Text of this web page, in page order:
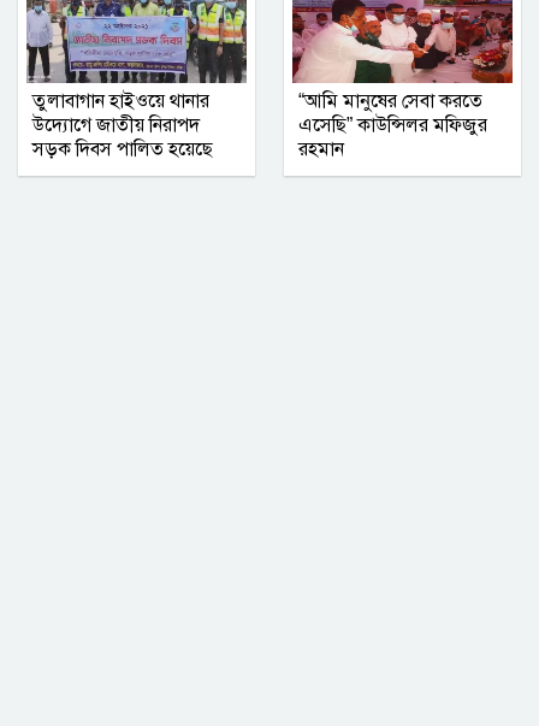
তুলাবাগান হাইওয়ে থানার
উদ্যোগে জাতীয় নিরাপদ
সড়ক দিবস পালিত হয়েছে
“আমি মানুষের সেবা করতে
এসেছি” কাউন্সিলর মফিজুর
রহমান